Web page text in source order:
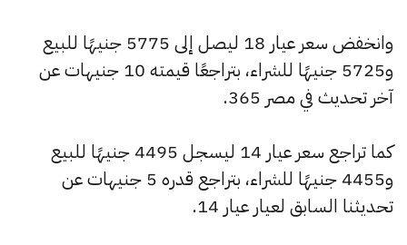
وانخفض سعر عيار 18 ليصل إلى 5775 جنيهًا للبيع
و5725 جنيهًا للشراء، بتراجعًا قيمته 10 جنيهات عن
آخر تحديث في مصر 365.
كما تراجع سعر عيار 14 ليسجل 4495 جنيهًا للبيع
و4455 جنيهًا للشراء، بتراجع قدره 5 جنيهات عن
تحديثنا السابق لعيار عيار 14.